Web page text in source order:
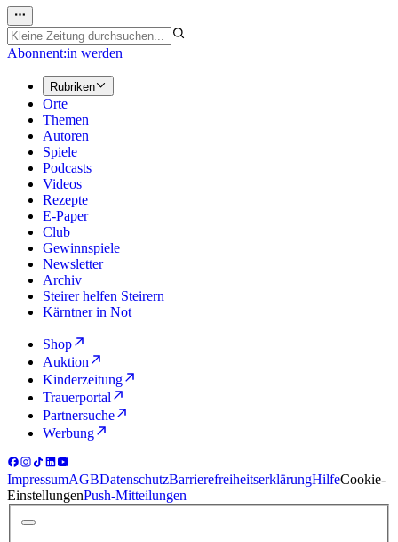
Abonnent:in werden
Rubriken
Orte
Themen
Autoren
Spiele
Podcasts
Videos
Rezepte
E-Paper
Club
Gewinnspiele
Newsletter
Archiv
Steirer helfen Steirern
Kärntner in Not
Shop
Auktion
Kinderzeitung
Trauerportal
Partnersuche
Werbung
ImpressumAGBDatenschutzBarrierefreiheitserklärungHilfeCookie-
EinstellungenPush-Mitteilungen